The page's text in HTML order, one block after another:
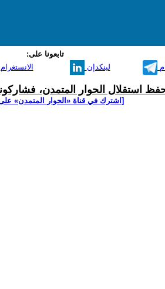
تابعونا على:
الانستغرام لينكدإن
استقلال الحوار المتمدن،
[اشترك في قناة ‫«الحوار المتمدن»